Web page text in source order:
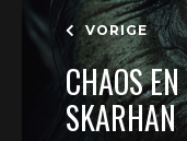
VORIGE
CHAOS
SKARHAN